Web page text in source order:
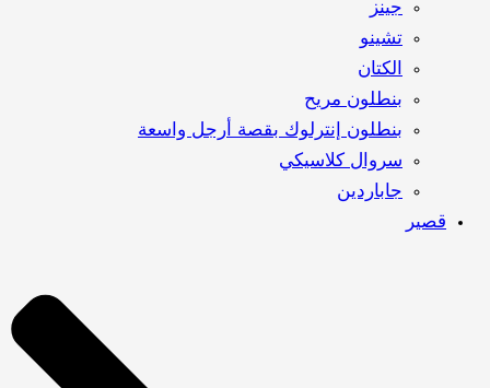
جينز
تشينو
الكتان
بنطلون مريح
بنطلون إنترلوك بقصة أرجل واسعة
سروال كلاسيكي
جاباردين
قصير